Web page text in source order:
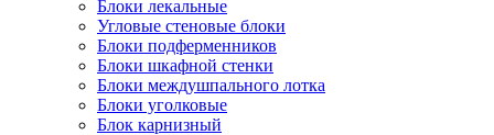
Блоки лекальные
Угловые стеновые блоки
Блоки подферменников
Блоки шкафной стенки
Блоки междушпального лотка
Блоки уголковые
Блок карнизный